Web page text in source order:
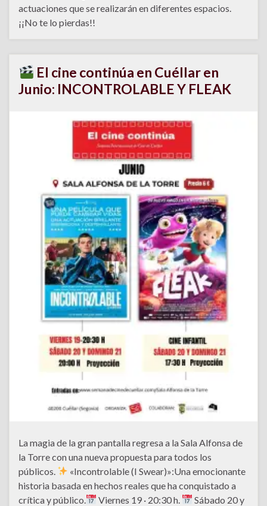
actuaciones que se realizarán en diferentes espacios.
¡¡No te lo pierdas!!
El cine continúa en Cuéllar en
Junio: INCONTROLABLE Y FLEAK
La magia de la gran pantalla regresa a la Sala Alfonsa de
la Torre con una nueva propuesta para todos los
públicos.
«Incontrolable (I Swear)»:Una emocionante
historia basada en hechos reales que ha conquistado a
crítica y público.
Viernes 19 · 20:30 h.
Sábado 20 y